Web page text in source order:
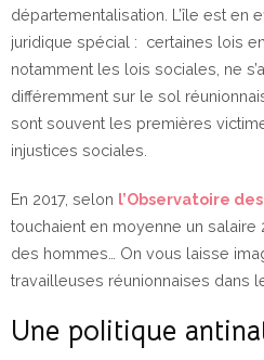
départementalisation. L’île est en
juridique spécial : certaines lois
notamment les lois sociales, ne
différemment sur le sol
sont souvent les premières
injustices sociales.
En 2017, selon l’Observatoire
touchaient en moyenne un salaire
des hommes… On vous laisse
travailleuses réunionnaises dans
Une politique